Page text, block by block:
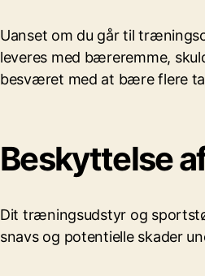
Uanset om du går til
leveres med bæreremme,
besværet med at bære flere
Beskyttelse
Dit træningsudstyr og
snavs og potentielle skader